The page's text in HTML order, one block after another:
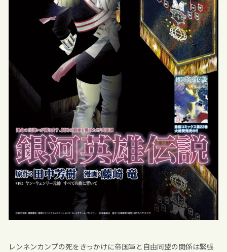
レンネンカンプの死をきっかけに帝国軍と自由同盟の関係は緊張